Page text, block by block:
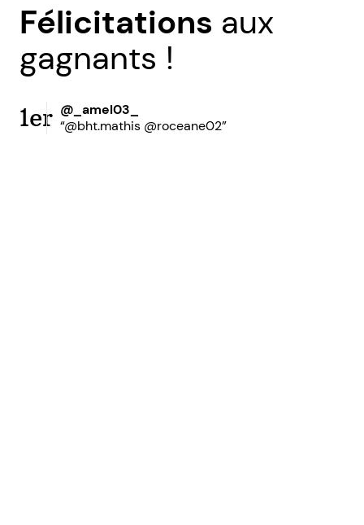
Félicitations aux
gagnants !
1er @_amel03_
“@bht.mathis @roceane02”